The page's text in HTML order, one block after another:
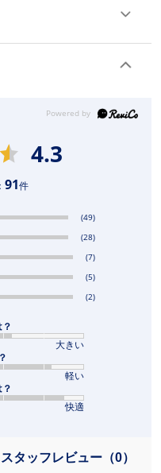
4.3
91件
(49)
(28)
(7)
(5)
(2)
大きい
軽い
快適
スタッフレビュー（0）